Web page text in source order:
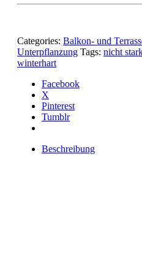
Categories: Balkon- und
Unterpflanzung Tags: nicht
winterhart
Facebook
X
Pinterest
Tumblr
Beschreibung